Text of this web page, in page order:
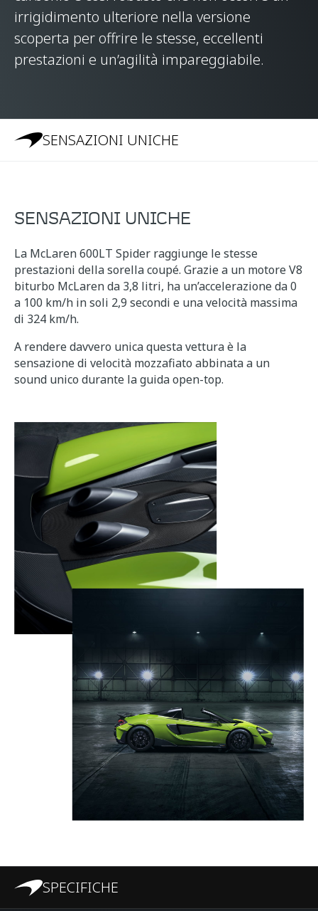
irrigidimento ulteriore nella versione
scoperta per offrire le stesse, eccellenti
prestazioni e un’agilità impareggiabile.
SENSAZIONI UNICHE
SENSAZIONI UNICHE
La McLaren 600LT Spider raggiunge le stesse
prestazioni della sorella coupé. Grazie a un motore V8
biturbo McLaren da 3,8 litri, ha un’accelerazione da 0
a 100 km/h in soli 2,9 secondi e una velocità massima
di 324 km/h.
A rendere davvero unica questa vettura è la
sensazione di velocità mozzafiato abbinata a un
sound unico durante la guida open-top.
SPECIFICHE